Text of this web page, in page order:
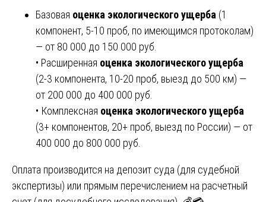
Базовая оценка экологического ущерба (1
компонент, 5-10 проб, по имеющимся протоколам)
— от 80 000 до 150 000 руб.
• Расширенная оценка экологического ущерба
(2-3 компонента, 10-20 проб, выезд до 500 км) —
от 200 000 до 400 000 руб.
• Комплексная оценка экологического ущерба
(3+ компонентов, 20+ проб, выезд по России) — от
400 000 до 800 000 руб.
Оплата производится на депозит суда (для судебной
экспертизы) или прямым перечислением на расчетный